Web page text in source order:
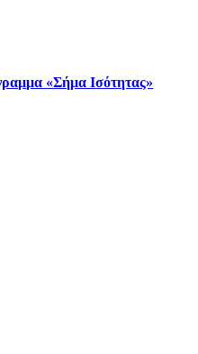
«Σήμα Ισότητας»